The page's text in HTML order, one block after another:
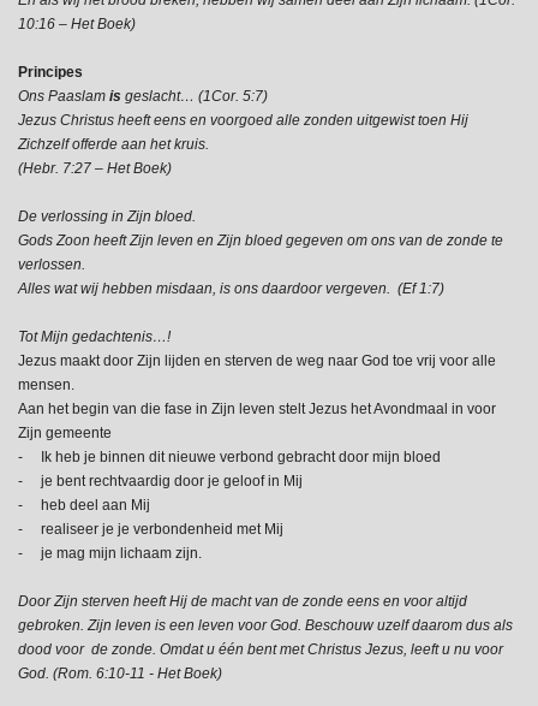
10:16 – Het Boek)
Principes
Ons Paaslam is geslacht… (1Cor. 5:7)
Jezus Christus heeft eens en voorgoed alle zonden uitgewist toen Hij
Zichzelf offerde aan het kruis.
(Hebr. 7:27 – Het Boek)
De verlossing in Zijn bloed.
Gods Zoon heeft Zijn leven en Zijn bloed gegeven om ons van de zonde te
verlossen.
Alles wat wij hebben misdaan, is ons daardoor vergeven. (Ef 1:7)
Tot Mijn gedachtenis…!
Jezus maakt door Zijn lijden en sterven de weg naar God toe vrij voor alle
mensen.
Aan het begin van die fase in Zijn leven stelt Jezus het Avondmaal in voor
Zijn gemeente
- Ik heb je binnen dit nieuwe verbond gebracht door mijn bloed
- je bent rechtvaardig door je geloof in Mij
- heb deel aan Mij
- realiseer je je verbondenheid met Mij
- je mag mijn lichaam zijn.
Door Zijn sterven heeft Hij de macht van de zonde eens en voor altijd
gebroken. Zijn leven is een leven voor God. Beschouw uzelf daarom dus als
dood voor de zonde. Omdat u één bent met Christus Jezus, leeft u nu voor
God. (Rom. 6:10-11 - Het Boek)